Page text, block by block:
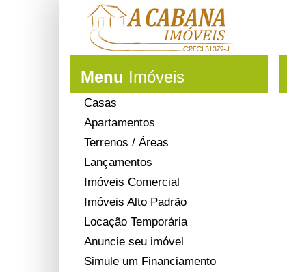
Menu Imóveis
Casas
Apartamentos
Terrenos / Áreas
Lançamentos
Imóveis Comercial
Imóveis Alto Padrão
Locação Temporária
Anuncie seu imóvel
Simule um Financiamento